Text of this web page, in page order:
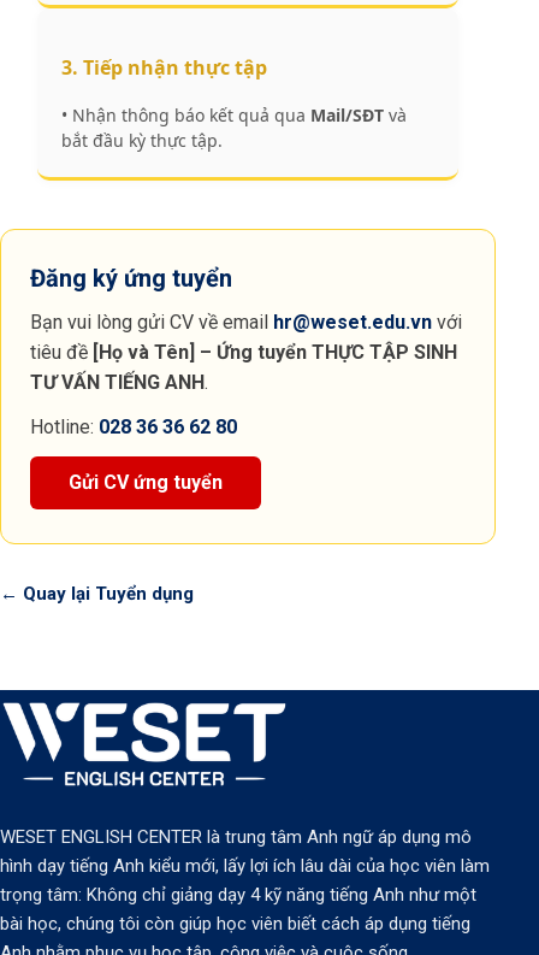
3. Tiếp nhận thực tập
• Nhận thông báo kết quả qua Mail/SĐT và
bắt đầu kỳ thực tập.
Đăng ký ứng tuyển
Bạn vui lòng gửi CV về email hr@weset.edu.vn với
tiêu đề [Họ và Tên] – Ứng tuyển THỰC TẬP SINH
TƯ VẤN TIẾNG ANH.
Hotline: 028 36 36 62 80
Gửi CV ứng tuyển
← Quay lại Tuyển dụng
WESET ENGLISH CENTER là trung tâm Anh ngữ áp dụng mô
hình dạy tiếng Anh kiểu mới, lấy lợi ích lâu dài của học viên làm
trọng tâm: Không chỉ giảng dạy 4 kỹ năng tiếng Anh như một
bài học, chúng tôi còn giúp học viên biết cách áp dụng tiếng